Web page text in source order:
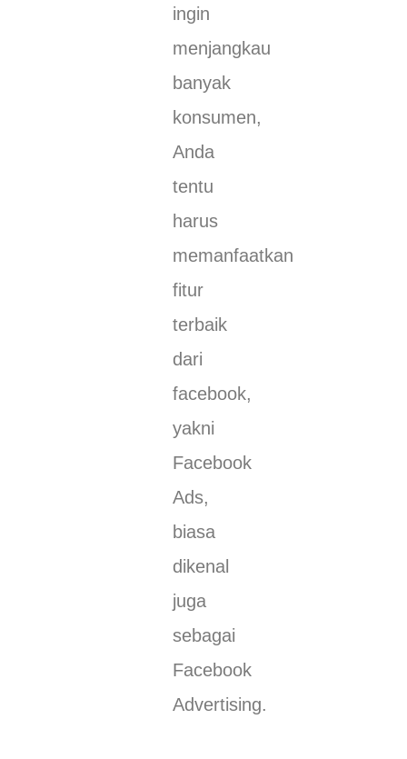
ingin
menjangkau
banyak
konsumen,
Anda
tentu
harus
memanfaatkan
fitur
terbaik
dari
facebook,
yakni
Facebook
Ads,
biasa
dikenal
juga
sebagai
Facebook
Advertising.